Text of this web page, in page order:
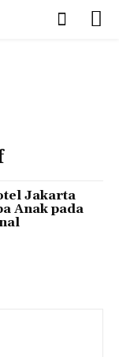
Jakarta
Anak pada